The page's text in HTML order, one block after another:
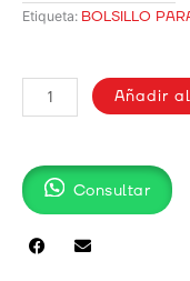
Etiqueta: BOLSILLO
PARA
CELULAR
UT3933
cantidad
Añadir
Consultar